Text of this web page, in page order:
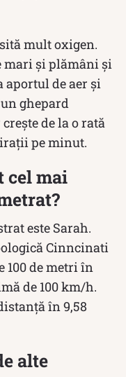
mult oxigen.
mari și plămâni și
de aer și
ghepard
de la o rată
pe minut.
cel mai
este Sarah.
Cinncinati
100 de metri în
de 100 km/h.
în 9,58
alte